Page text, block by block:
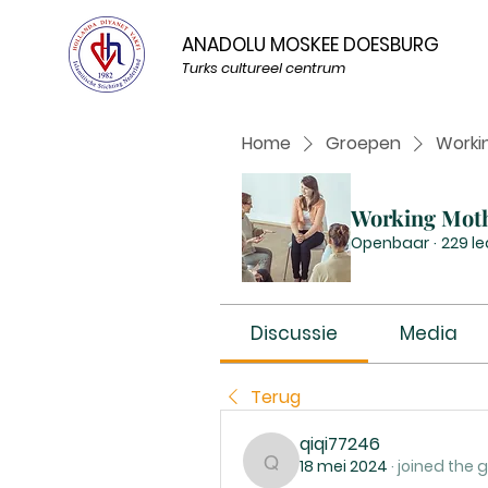
ANADOLU MOSKEE DOESBURG
Turks cultureel centrum
Home Groepen
Working
Openbaar · 229
Discussie Media
Terug
qiqi77246
qiqi77246
18 mei 2024 · joined the